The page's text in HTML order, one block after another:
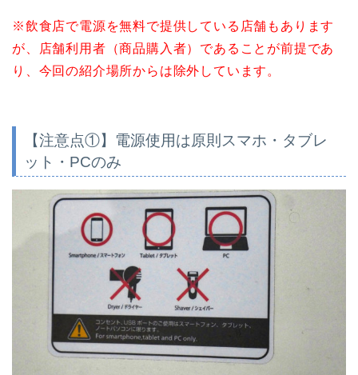
※飲食店で電源を無料で提供している店舗もあります
が、店舗利用者（商品購入者）であることが前提であ
り、今回の紹介場所からは除外しています。
【注意点①】電源使用は原則スマホ・タブレ
ット・PCのみ